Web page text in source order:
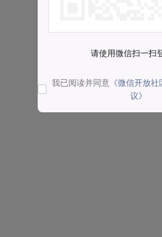
请使用微信扫一扫
我已阅读并同意 《微信开放
议》